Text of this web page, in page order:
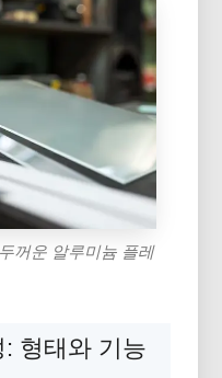
꺼운 알루미늄 플레
형태와 기능